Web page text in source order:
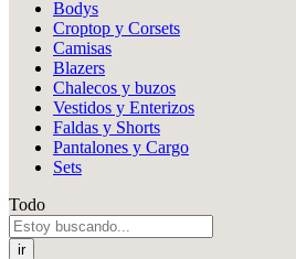
Bodys
Croptop y Corsets
Camisas
Blazers
Chalecos y buzos
Vestidos y Enterizos
Faldas y Shorts
Pantalones y Cargo
Sets
Todo
ir